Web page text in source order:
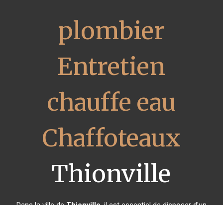
plombier
Entretien
chauffe eau
Chaffoteaux
Thionville